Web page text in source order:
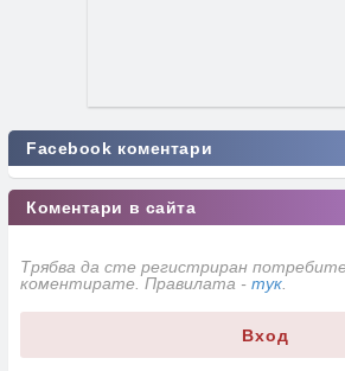
Facebook коментари
Коментари в сайта
Трябва да сте регистриран
коментирате. Правилата - тук
Вход